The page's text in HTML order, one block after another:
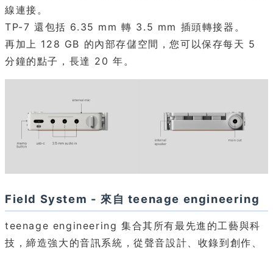
線連接。
TP-7 還包括 6.35 mm 轉 3.5 mm 插頭轉接器。
再加上 128 GB 的內部存儲空間，您可以保存每天 5
分鐘的點子，長達 20 年。
Field System - 來自 teenage engineering
teenage engineering 集合其所有最先進的工藝與科
技，締造強大的音訊系統，從聲音設計、收錄到創作、